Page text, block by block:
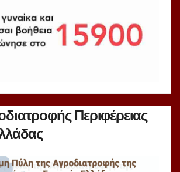
Περιφέρειας